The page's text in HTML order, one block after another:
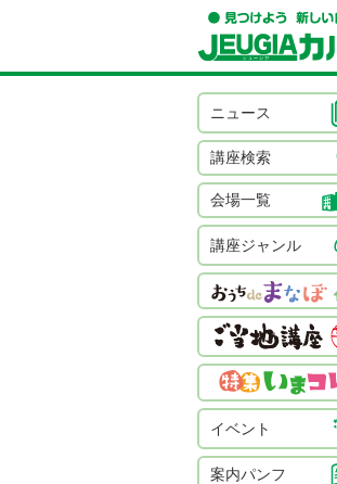
ニュース
講座検索
会場一覧
講座ジャンル
イベント
案内パンフ